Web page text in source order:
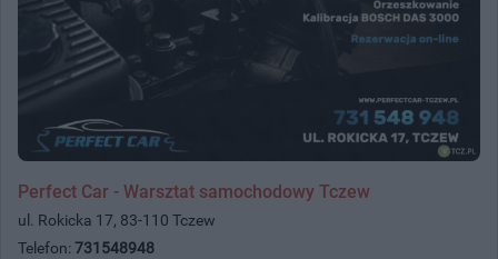
Perfect Car - Warsztat samochodowy Tczew
ul. Rokicka 17, 83-110 Tczew
Telefon: 731548948